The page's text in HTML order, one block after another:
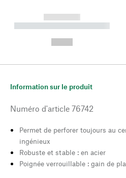
------------
----------- ----------- --------
Information sur le produit
Numéro d'article 76742
Permet de perforer toujours au
ingénieux
Robuste et stable : en acier
Poignée verrouillable : gain de